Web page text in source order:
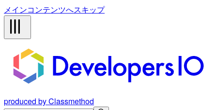
メインコンテンツへスキップ
produced by Classmethod